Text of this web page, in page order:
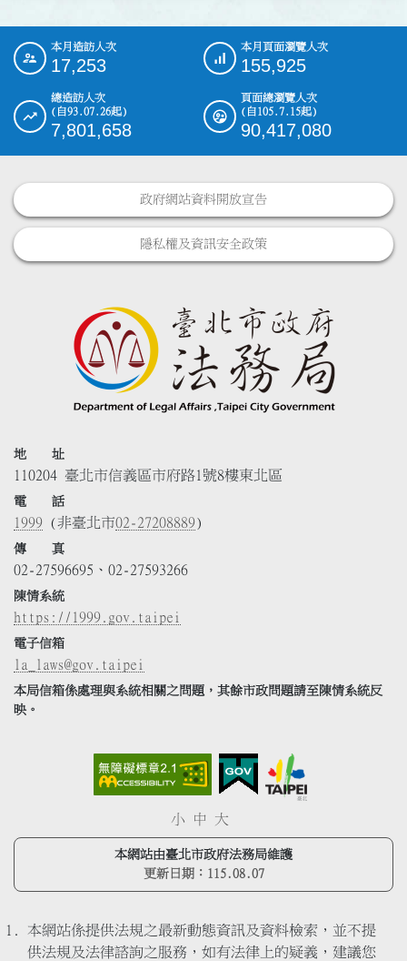
::: 本月造訪人次
17,253
本月頁面瀏覽人次
155,925
總造訪人次
(自93.07.26起)
7,801,658
頁面總瀏覽人次
(自105.7.15起)
90,417,080
政府網站資料開放宣告
隱私權及資訊安全政策
地 址
110204 臺北市信義區市府路1號8樓東北區
電 話
1999 (非臺北市02-27208889)
傳 真
02-27596695、02-27593266
陳情系統
https://1999.gov.taipei
電子信箱
la_laws@gov.taipei
本局信箱係處理與系統相關之問題，其餘市政問題請至陳情系統反
映。
小 中 大
本網站由臺北市政府法務局維護
更新日期： 115.08.07
本網站係提供法規之最新動態資訊及資料檢索，並不提
供法規及法律諮詢之服務，如有法律上的疑義，建議您